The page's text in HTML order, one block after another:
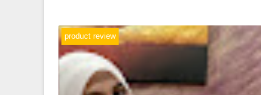
product review